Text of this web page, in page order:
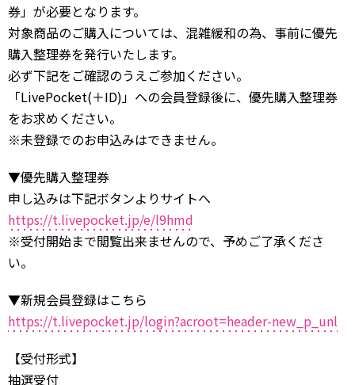
券」が必要となります。
対象商品のご購入については、混雑緩和の為、事前に優先
購入整理券を発行いたします。
必ず下記をご確認のうえご参加ください。
「LivePocket(＋ID)」への会員登録後に、優先購入整理券
をお求めください。
※未登録でのお申込みはできません。
▼優先購入整理券
申し込みは下記ボタンよりサイトへ
https://t.livepocket.jp/e/l9hmd
※受付開始まで閲覧出来ませんので、予めご了承くださ
い。
▼新規会員登録はこちら
https://t.livepocket.jp/login?acroot=header-new_p_unl
【受付形式】
抽選受付